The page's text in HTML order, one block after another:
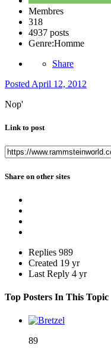
Membres
318
4937 posts
Genre:Homme
Share
Posted April 12, 2012
Nop'
Link to post
Share on other sites
Replies 989
Created 19 yr
Last Reply 4 yr
Top Posters In This Topic
89